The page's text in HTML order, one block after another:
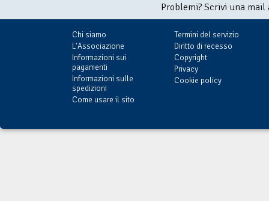
Problemi? Scrivi una
Chi siamo
L'Associazione
Informazioni sui
pagamenti
Informazioni sulle
spedizioni
Come usare il sito
Termini del servizio
Diritto di recesso
Copyright
Privacy
Cookie policy